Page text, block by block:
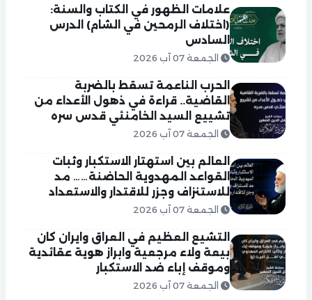
علامات الظهور في الكتاب والسنة:
(اختلاف الرمحين في الشام) الدرس
السادس
الجمعة 07 آب 2026
الحرب الناعمة تسقط بالضربة
القاضية.. قراءة في ذهول الأعداء من
تشييع السيد الخامنئي قدس سره
الجمعة 07 آب 2026
العالم بين استهتار الاستكبار وثبات
القواعد المهدوية الحاضنة…… مد
للاستنزاف وجزر للاقتدار والاستعداد
الجمعة 07 آب 2026
التشيع العظيم في العراق وايران كان
بيعة ولاء مرجعية وابراز هوية عقائدية
وموقف إباء ضد الاستكبار
الجمعة 07 آب 2026